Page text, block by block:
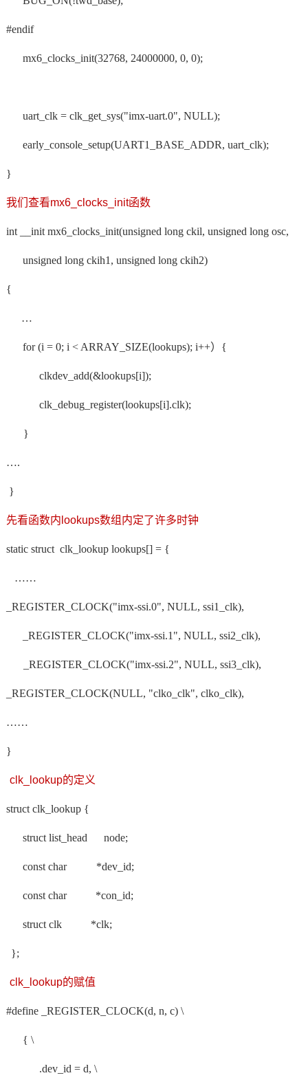
#endif
mx6_clocks_init(32768, 24000000, 0, 0);
uart_clk = clk_get_sys("imx-uart.0", NULL);
early_console_setup(UART1_BASE_ADDR, uart_clk);
}
我们查看mx6_clocks_init函数
int __init mx6_clocks_init(unsigned long ckil, unsigned long osc,
unsigned long ckih1, unsigned long ckih2)
{
…
for (i = 0; i < ARRAY_SIZE(lookups); i++）{
clkdev_add(&lookups[i]);
clk_debug_register(lookups[i].clk);
}
….
}
先看函数内 lookups数组内定了许多时钟
static struct clk_lookup lookups[] = {
……
_REGISTER_CLOCK("imx-ssi.0", NULL, ssi1_clk),
_REGISTER_CLOCK("imx-ssi.1", NULL, ssi2_clk),
_REGISTER_CLOCK("imx-ssi.2", NULL, ssi3_clk),
_REGISTER_CLOCK(NULL, "clko_clk", clko_clk),
……
}
clk_lookup的定义
struct clk_lookup {
struct list_head node;
const char *dev_id;
const char *con_id;
struct clk *clk;
};
clk_lookup的赋值
#define _REGISTER_CLOCK(d, n, c) \
{ \
.dev_id = d, \